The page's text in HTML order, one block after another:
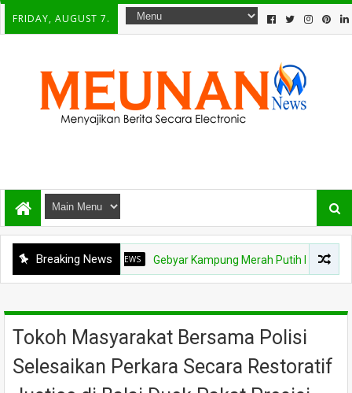
FRIDAY, AUGUST 7.
Breaking News
NEWS Gebyar Kampung Merah Putih Berhadiah Rp150
Tokoh Masyarakat Bersama Polisi
Selesaikan Perkara Secara Restoratif